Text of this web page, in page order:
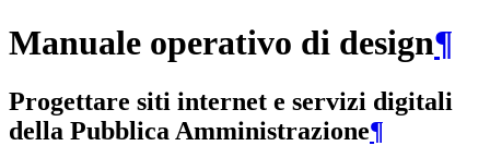
Manuale operativo di design¶
Progettare siti internet e servizi digitali
della Pubblica Amministrazione¶